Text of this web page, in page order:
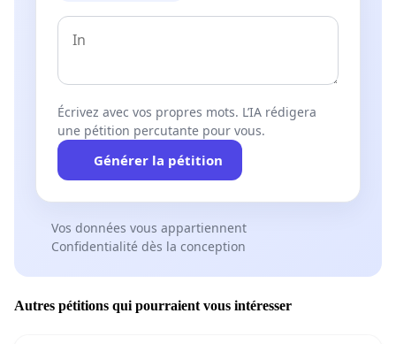
Écrivez avec vos propres mots. L’IA rédigera
une pétition percutante pour vous.
Générer la pétition
Vos données vous appartiennent
Confidentialité dès la conception
Autres pétitions qui pourraient vous intéresser